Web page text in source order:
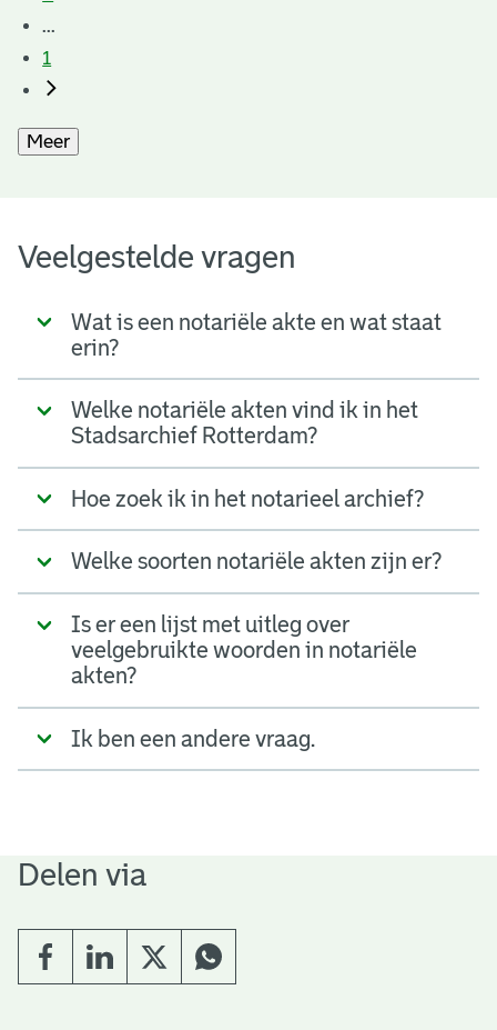
...
1
Meer
Veelgestelde vragen
Wat is een notariële akte en wat staat
erin?
Welke notariële akten vind ik in het
Stadsarchief Rotterdam?
Hoe zoek ik in het notarieel archief?
Welke soorten notariële akten zijn er?
Is er een lijst met uitleg over
veelgebruikte woorden in notariële
akten?
Ik ben een andere vraag.
Delen via